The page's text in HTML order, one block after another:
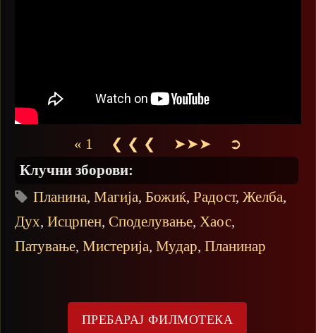
« 1 ❮ ❮ ❮ ➤➤➤
➲
Клучни зборови:
Планина, Магија, Божиќ, Радост, Желба,
Дух, Исцрпен, Споделување, Хаос,
Патување, Мистерија, Мудар, Планинар